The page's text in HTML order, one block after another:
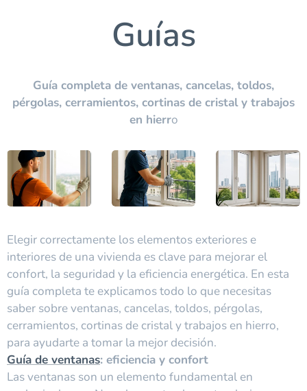
Guías
Guía completa de ventanas, cancelas, toldos,
pérgolas, cerramientos, cortinas de cristal y trabajos
en hierro
Elegir correctamente los elementos exteriores e
interiores de una vivienda es clave para mejorar el
confort, la seguridad y la eficiencia energética. En esta
guía completa te explicamos todo lo que necesitas
saber sobre ventanas, cancelas, toldos, pérgolas,
cerramientos, cortinas de cristal y trabajos en hierro,
para ayudarte a tomar la mejor decisión.
Guía de ventanas: eficiencia y confort
Las ventanas son un elemento fundamental en